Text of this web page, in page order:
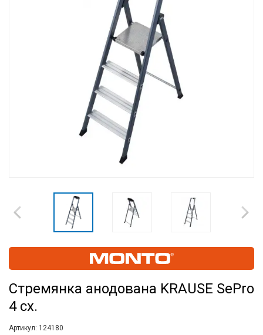
Стремянка анодована KRAUSE SePro
4 сх.
Артикул: 124180